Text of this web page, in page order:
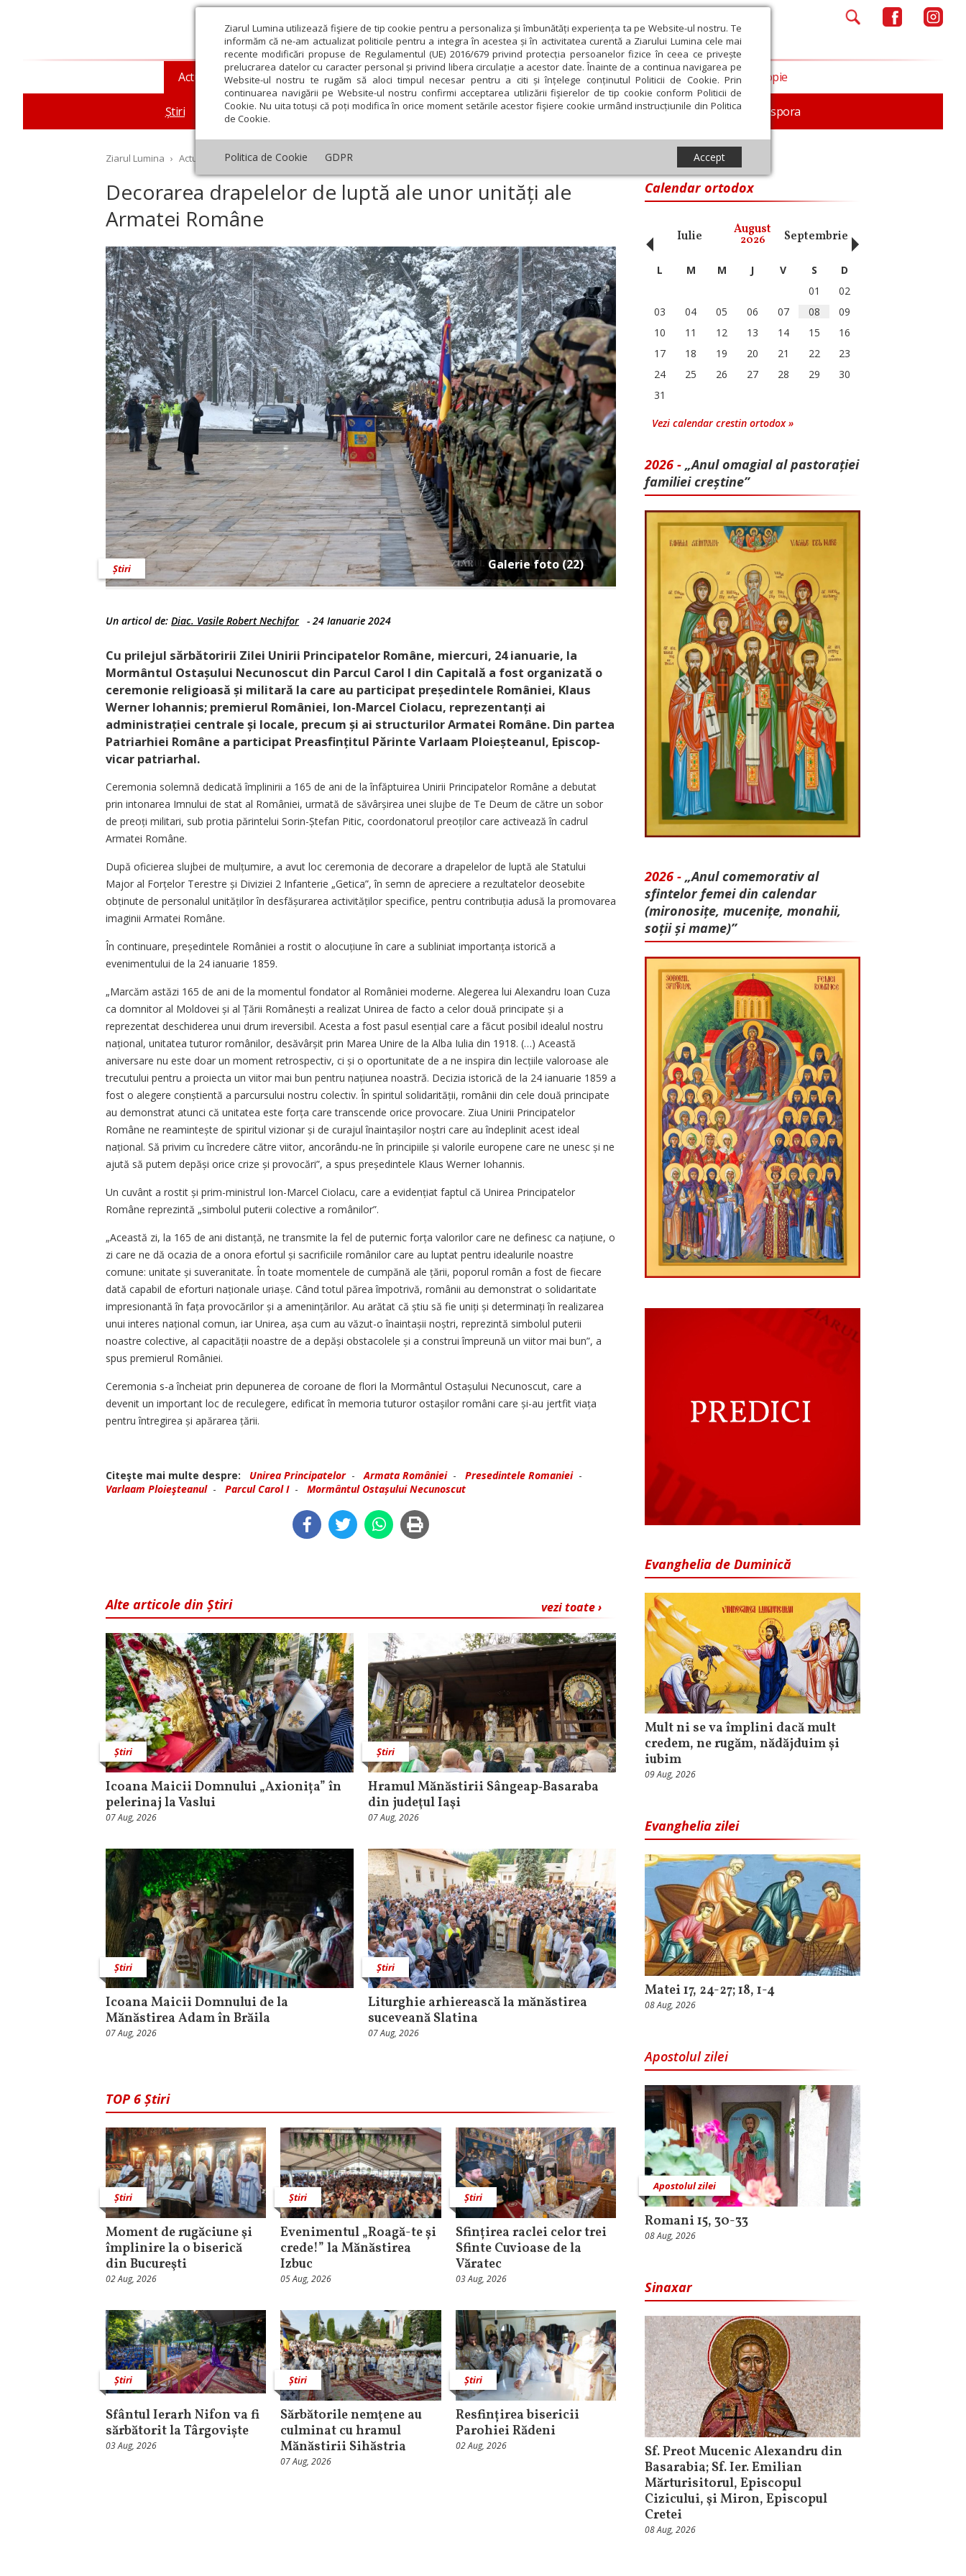
Ziarul Lumina utilizează fişiere de tip cookie pentru a personaliza și îmbunătăți experiența ta pe Website-ul nostru. Te
informăm că ne-am actualizat politicile pentru a integra în acestea și în activitatea curentă a Ziarului Lumina cele mai
recente modificări propuse de Regulamentul (UE) 2016/679 privind protecția persoanelor fizice în ceea ce privește
prelucrarea datelor cu caracter personal și privind libera circulație a acestor date. Înainte de a continua navigarea pe
Website-ul nostru te rugăm să aloci timpul necesar pentru a citi și înțelege conținutul Politicii de Cookie. Prin
continuarea navigării pe Website-ul nostru confirmi acceptarea utilizării fişierelor de tip cookie conform Politicii de
Cookie. Nu uita totuși că poți modifica în orice moment setările acestor fişiere cookie urmând instrucțiunile din Politica
de Cookie.
Politica de Cookie GDPR Accept
Actualitate religioasă
Știri Mesaje și cuvântări An omagial Comunicate de presă Documentar In memoriam Diaspora
Teologie și spiritualitate Educaţie și Cultură Societate Opinii Filantropie
Ziarul Lumina › Actualitate religioasă › Știri › Decorarea drapelelor de luptă ale unor unități ale Armatei Române
Decorarea drapelelor de luptă ale unor unități ale
Armatei Române
Galerie foto (22)
Știri
Un articol de: Diac. Vasile Robert Nechifor - 24 Ianuarie 2024
Cu prilejul sărbătoririi Zilei Unirii Principatelor Române, miercuri, 24 ianuarie, la
Mormântul Ostașului Necunoscut din Parcul Carol I din Capitală a fost organizată o
ceremonie religioasă și militară la care au participat președintele României, Klaus
Werner Iohannis; premierul României, Ion-Marcel Ciolacu, reprezentanți ai
administrației centrale și locale, precum și ai structurilor Armatei Române. Din partea
Patriarhiei Române a participat Preasfințitul Părinte Varlaam Ploieșteanul, Episcop-
vicar patriarhal.
Ceremonia solemnă dedicată împlinirii a 165 de ani de la înfăptuirea Unirii Principatelor Române a debutat
prin intonarea Imnului de stat al României, urmată de să­vârșirea unei slujbe de Te Deum de către un sobor
de preoți militari, sub protia părintelui Sorin-Ștefan Pitic, coordonatorul preoților care activează în cadrul
Armatei Române.
După oficierea slujbei de mulțu­mire, a avut loc ceremonia de decorare a drapelelor de luptă ale Statului
Major al Forțelor Terestre și Diviziei 2 Infanterie „Getica”, în semn de apreciere a rezultatelor deosebite
obținute de personalul uni­tăților în desfășurarea activită­ților specifice, pentru contribuția adusă la promovarea
imaginii Armatei Române.
În continuare, președintele României a rostit o alocuțiune în care a subliniat importanța istorică a
evenimentului de la 24 ianuarie 1859.
„Marcăm astăzi 165 de ani de la momentul fondator al României moderne. Alegerea lui Alexandru Ioan Cuza
ca domnitor al Moldovei și al Țării Românești a realizat Unirea de facto a celor două principate și a
reprezentat deschiderea unui drum ireversibil. Acesta a fost pasul esen­țial care a făcut posibil idealul nostru
național, unitatea tuturor românilor, desăvârșit prin Marea Unire de la Alba Iulia din 1918. (…) Această
aniversare nu este doar un moment retrospectiv, ci și o oportunitate de a ne inspira din lecțiile valoroase ale
trecutului pentru a proiecta un viitor mai bun pentru națiunea noastră. Decizia istorică de la 24 ianuarie 1859 a
fost o alegere conștientă a parcursului nostru colectiv. În spiritul solidarității, românii din cele două principate
au demonstrat atunci că unitatea este forța care transcende orice provocare. Ziua Unirii Principatelor
Române ne reamintește de spiritul vizionar și de curajul înaintașilor noștri care au îndeplinit acest ideal
național. Să privim cu încredere către viitor, ancorându-ne în principiile și valorile europene care ne unesc și ne
ajută să putem depăși orice crize și provocări”, a spus președintele Klaus Werner Iohannis.
Un cuvânt a rostit și prim-ministrul Ion-Marcel Ciolacu, care a evidențiat faptul că Unirea Principatelor
Române reprezintă „simbolul puterii colective a românilor”.
„Această zi, la 165 de ani distanță, ne transmite la fel de puternic forța valorilor care ne definesc ca națiune, o
zi care ne dă ocazia de a onora efortul și sacrificiile românilor care au luptat pentru idealurile noastre
comune: unitate și suveranitate. În toate momentele de cumpănă ale țării, poporul român a fost de fiecare
dată capabil de eforturi naționale uriașe. Când totul părea împotrivă, românii au demonstrat o solidaritate
impresionantă în fața provocărilor și a amenințărilor. Au arătat că știu să fie uniți și determinați în realizarea
unui interes național comun, iar Unirea, așa cum au văzut-o înaintașii noștri, reprezintă simbolul puterii
noastre colective, al capa­cității noastre de a depăși obstacolele și a construi împreună un viitor mai bun”, a
spus premierul României.
Ceremonia s-a încheiat prin depunerea de coroane de flori la Mormântul Ostașului Necunoscut, care a
devenit un important loc de reculegere, edificat în memoria tuturor ostașilor români care și-au jertfit viața
pentru întregirea și apărarea țării.
Citeşte mai multe despre: Unirea Principatelor-Armata României- Presedintele Romaniei-
Varlaam Ploieşteanul- Parcul Carol I- Mormântul Ostașului Necunoscut
vezi toate ›
Alte articole din Știri
Știri
Icoana Maicii Domnului „Axionița” în
pelerinaj la Vaslui
07 Aug, 2026
Știri
Hramul Mănăstirii Sângeap‑Basaraba
din judeţul Iaşi
07 Aug, 2026
Știri
Icoana Maicii Domnului de la
Mănăstirea Adam în Brăila
07 Aug, 2026
Știri
Liturghie arhierească la mănăstirea
suceveană Slatina
07 Aug, 2026
TOP 6 Știri
Știri
Moment de rugăciune şi
împlinire la o biserică
din Bucureşti
02 Aug, 2026
Știri
Evenimentul „Roagă-te și
crede!” la Mănăstirea
Izbuc
05 Aug, 2026
Știri
Sfințirea raclei celor trei
Sfinte Cuvioase de la
Văratec
03 Aug, 2026
Știri
Sfântul Ierarh Nifon va fi
sărbătorit la Târgoviște
03 Aug, 2026
Știri
Sărbătorile nemţene au
culminat cu hramul
Mănăstirii Sihăstria
07 Aug, 2026
Știri
Resfințirea bisericii
Parohiei Rădeni
02 Aug, 2026
Calendar ortodox
Iulie August
2026 Septembrie Octombrie
‹ L M M J V S
D
01
02
03
04 05 06 07 08
09
10
11 12 13 14 15
16
17
18 19 20 21 22
23
24
25 26 27 28 29
30
31
Vezi calendar crestin ortodox »
2026 - „Anul omagial al pastorației
familiei creștine”
2026 - „Anul comemorativ al
sfintelor femei din calendar
(mironosițe, mu­cenițe, monahii,
soții și mame)”
Evanghelia de Duminică
Mult ni se va împlini dacă mult
credem, ne rugăm, nădăjduim și
iubim
09 Aug, 2026
Evanghelia zilei
Matei 17, 24-27; 18, 1-4
08 Aug, 2026
Apostolul zilei
Apostolul zilei
Romani 15, 30-33
08 Aug, 2026
Sinaxar
Sf. Preot Mucenic Alexandru din
Basarabia; Sf. Ier. Emilian
Mărturisitorul, Episcopul
Cizicului, şi Miron, Episcopul
Cretei
08 Aug, 2026